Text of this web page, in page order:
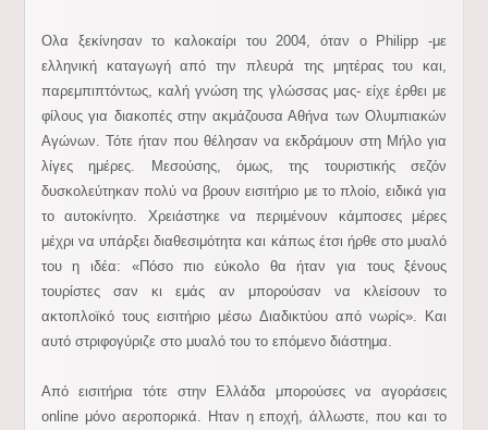
Ολα ξεκίνησαν το καλοκαίρι του 2004, όταν ο Philipp -με
ελληνική καταγωγή από την πλευρά της μητέρας του και,
παρεμπιπτόντως, καλή γνώση της γλώσσας μας- είχε έρθει με
φίλους για διακοπές στην ακμάζουσα Αθήνα των Ολυμπιακών
Αγώνων. Τότε ήταν που θέλησαν να εκδράμουν στη Μήλο για
λίγες ημέρες. Μεσούσης, όμως, της τουριστικής σεζόν
δυσκολεύτηκαν πολύ να βρουν εισιτήριο με το πλοίο, ειδικά για
το αυτοκίνητο. Χρειάστηκε να περιμένουν κάμποσες μέρες
μέχρι να υπάρξει διαθεσιμότητα και κάπως έτσι ήρθε στο μυαλό
του η ιδέα: «Πόσο πιο εύκολο θα ήταν για τους ξένους
τουρίστες σαν κι εμάς αν μπορούσαν να κλείσουν το
ακτοπλοϊκό τους εισιτήριο μέσω Διαδικτύου από νωρίς». Και
αυτό στριφογύριζε στο μυαλό του το επόμενο διάστημα.
Από εισιτήρια τότε στην Ελλάδα μπορούσες να αγοράσεις
online μόνο αεροπορικά. Ηταν η εποχή, άλλωστε, που και το